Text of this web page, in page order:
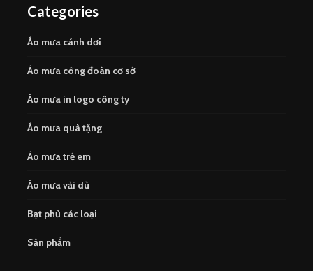
Categories
Áo mưa cánh dơi
Áo mưa công đoàn cơ sở
Áo mưa in logo công ty
Áo mưa quà tặng
Áo mưa trẻ em
Áo mưa vải dù
Bạt phủ các loại
Sản phẩm